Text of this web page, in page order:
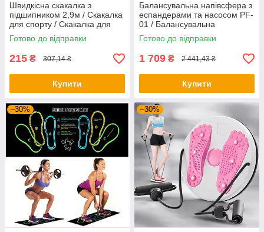
Швидкісна скакалка з
підшипником 2,9м / Скакалка
для спорту / Скакалка для
тренувань
Готово до відправки
215 ₴ 307,14 ₴
Купити
Балансувальна напівсфера з
еспандерами та насосом PF-
01 / Балансувальна
платформа / Фітбол-
напівсфера
Готово до відправки
1 709 ₴ 2 441,43 ₴
Купити
–30% –30%